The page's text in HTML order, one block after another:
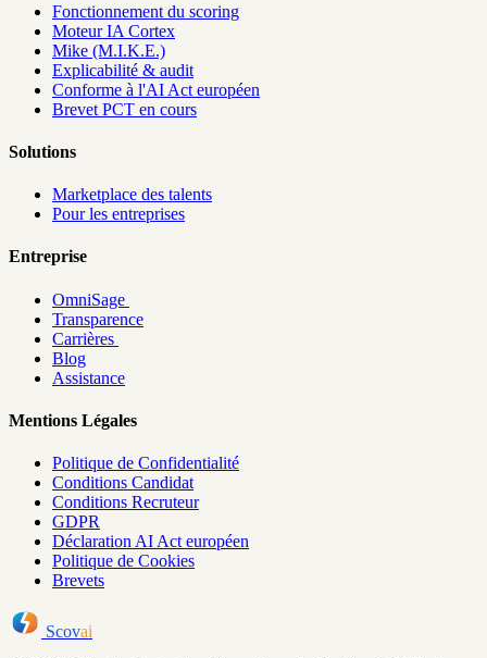
Fonctionnement du scoring
Moteur IA Cortex
Mike (M.I.K.E.)
Explicabilité & audit
Conforme à l'AI Act européen
Brevet PCT en cours
Solutions
Marketplace des talents
Pour les entreprises
Entreprise
OmniSage
Transparence
Carrières
Blog
Assistance
Mentions Légales
Politique de Confidentialité
Conditions Candidat
Conditions Recruteur
GDPR
Déclaration AI Act européen
Politique de Cookies
Brevets
Scovai